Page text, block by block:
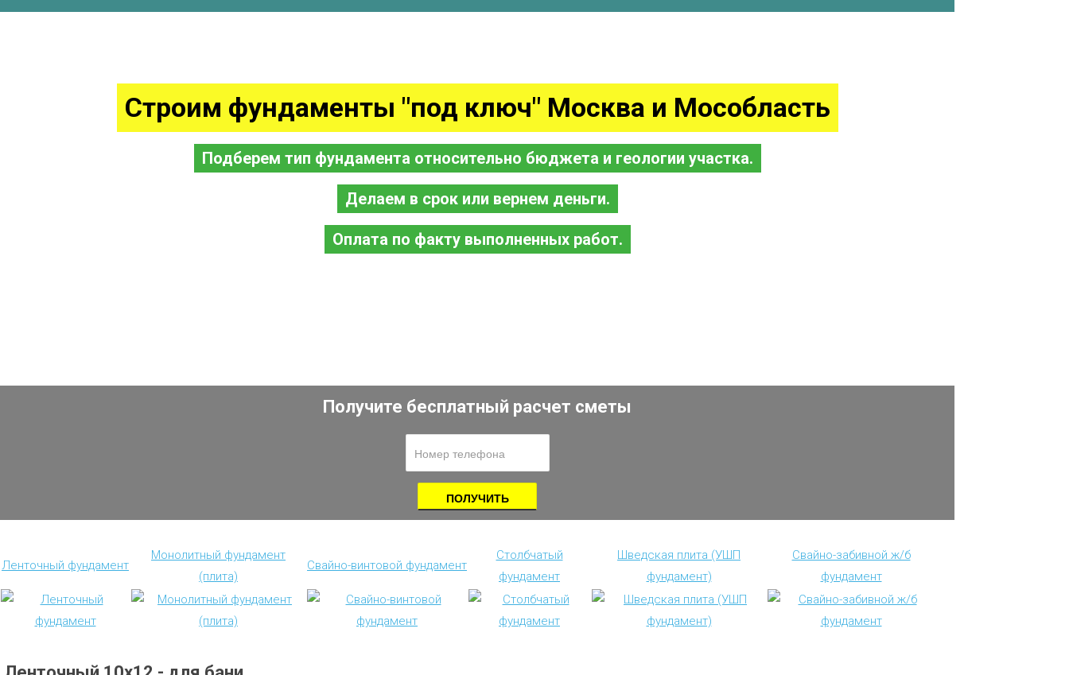
Строим фундаменты "под ключ" Москва и Мособласть
Подберем тип фундамента относительно бюджета и геологии участка.
Делаем в срок или вернем деньги.
Оплата по факту выполненных работ.
Получите бесплатный расчет сметы
Ленточный фундамент
Монолитный фундамент
(плита)
Свайно-винтовой фундамент
Столбчатый
фундамент
Шведская плита (УШП
фундамент)
Свайно-забивной ж/б
фундамент